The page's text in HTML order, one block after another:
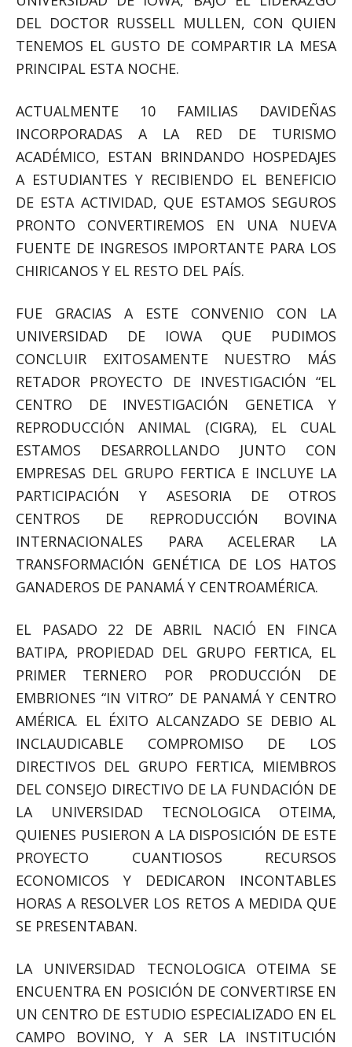
DEL DOCTOR RUSSELL MULLEN, CON QUIEN
TENEMOS EL GUSTO DE COMPARTIR LA MESA
PRINCIPAL ESTA NOCHE.
ACTUALMENTE 10 FAMILIAS DAVIDEÑAS
INCORPORADAS A LA RED DE TURISMO
ACADÉMICO, ESTAN BRINDANDO HOSPEDAJES
A ESTUDIANTES Y RECIBIENDO EL BENEFICIO
DE ESTA ACTIVIDAD, QUE ESTAMOS SEGUROS
PRONTO CONVERTIREMOS EN UNA NUEVA
FUENTE DE INGRESOS IMPORTANTE PARA LOS
CHIRICANOS Y EL RESTO DEL PAÍS.
FUE GRACIAS A ESTE CONVENIO CON LA
UNIVERSIDAD DE IOWA QUE PUDIMOS
CONCLUIR EXITOSAMENTE NUESTRO MÁS
RETADOR PROYECTO DE INVESTIGACIÓN “EL
CENTRO DE INVESTIGACIÓN GENETICA Y
REPRODUCCIÓN ANIMAL (CIGRA), EL CUAL
ESTAMOS DESARROLLANDO JUNTO CON
EMPRESAS DEL GRUPO FERTICA E INCLUYE LA
PARTICIPACIÓN Y ASESORIA DE OTROS
CENTROS DE REPRODUCCIÓN BOVINA
INTERNACIONALES PARA ACELERAR LA
TRANSFORMACIÓN GENÉTICA DE LOS HATOS
GANADEROS DE PANAMÁ Y CENTROAMÉRICA.
EL PASADO 22 DE ABRIL NACIÓ EN FINCA
BATIPA, PROPIEDAD DEL GRUPO FERTICA, EL
PRIMER TERNERO POR PRODUCCIÓN DE
EMBRIONES “IN VITRO” DE PANAMÁ Y CENTRO
AMÉRICA. EL ÉXITO ALCANZADO SE DEBIO AL
INCLAUDICABLE COMPROMISO DE LOS
DIRECTIVOS DEL GRUPO FERTICA, MIEMBROS
DEL CONSEJO DIRECTIVO DE LA FUNDACIÓN DE
LA UNIVERSIDAD TECNOLOGICA OTEIMA,
QUIENES PUSIERON A LA DISPOSICIÓN DE ESTE
PROYECTO CUANTIOSOS RECURSOS
ECONOMICOS Y DEDICARON INCONTABLES
HORAS A RESOLVER LOS RETOS A MEDIDA QUE
SE PRESENTABAN.
LA UNIVERSIDAD TECNOLOGICA OTEIMA SE
ENCUENTRA EN POSICIÓN DE CONVERTIRSE EN
UN CENTRO DE ESTUDIO ESPECIALIZADO EN EL
CAMPO BOVINO, Y A SER LA INSTITUCIÓN